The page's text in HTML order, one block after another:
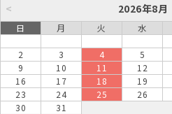
< 2026年8月
日 月 火 水
2
3 4 5
9
10 11 12
16
17 18 19
23
24 25 26
30
31